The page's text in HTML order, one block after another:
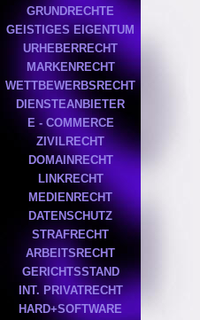
GRUNDRECHTE
GEISTIGES EIGENTUM
URHEBERRECHT
MARKENRECHT
WETTBEWERBSRECHT
DIENSTEANBIETER
E - COMMERCE
ZIVILRECHT
DOMAINRECHT
LINKRECHT
MEDIENRECHT
DATENSCHUTZ
STRAFRECHT
ARBEITSRECHT
GERICHTSSTAND
INT. PRIVATRECHT
HARD+SOFTWARE